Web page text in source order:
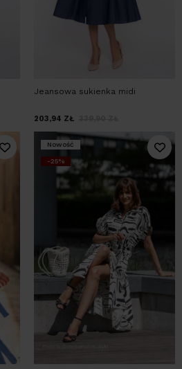
Jeansowa sukienka midi
203,94 ZŁ
Nowość
-25%